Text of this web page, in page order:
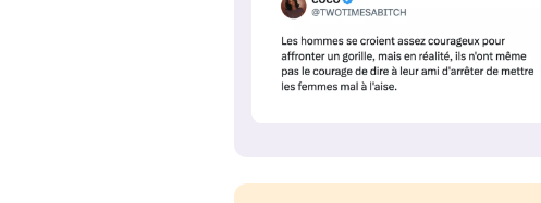
PASSWORD*
Quelques
tweets